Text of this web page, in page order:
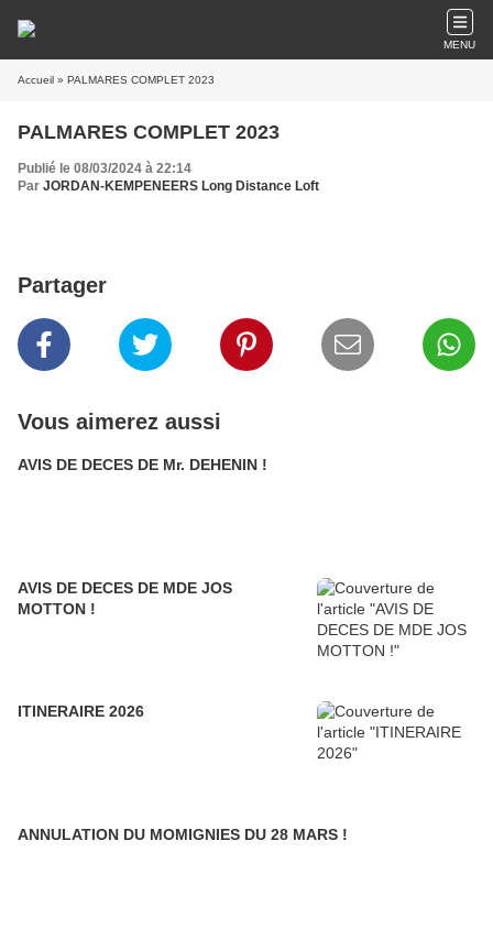
MENU
Accueil » PALMARES COMPLET 2023
PALMARES COMPLET 2023
Publié le 08/03/2024 à 22:14
Par JORDAN-KEMPENEERS Long Distance Loft
Partager
Vous aimerez aussi
AVIS DE DECES DE Mr. DEHENIN !
AVIS DE DECES DE MDE JOS
MOTTON !
ITINERAIRE 2026
ANNULATION DU MOMIGNIES DU 28 MARS !